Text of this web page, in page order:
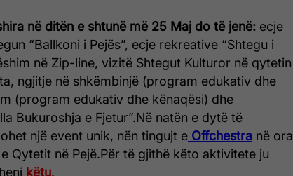
në ditën e shtunë më 25 Maj do të jenë: ecje
“Ballkoni i Pejës”, ecje rekreative “Shtegu i
në Zip-line, vizitë Shtegut Kulturor në qytetin
ngjitje në shkëmbinjë (program edukativ dhe
(program edukativ dhe kënaqësi) dhe
Bukuroshja e Fjetur”.Në natën e dytë të
një event unik, nën tingujt e Offchestra në ora
Qytetit në Pejë.Për të gjithë këto aktivitete ju
këtu.